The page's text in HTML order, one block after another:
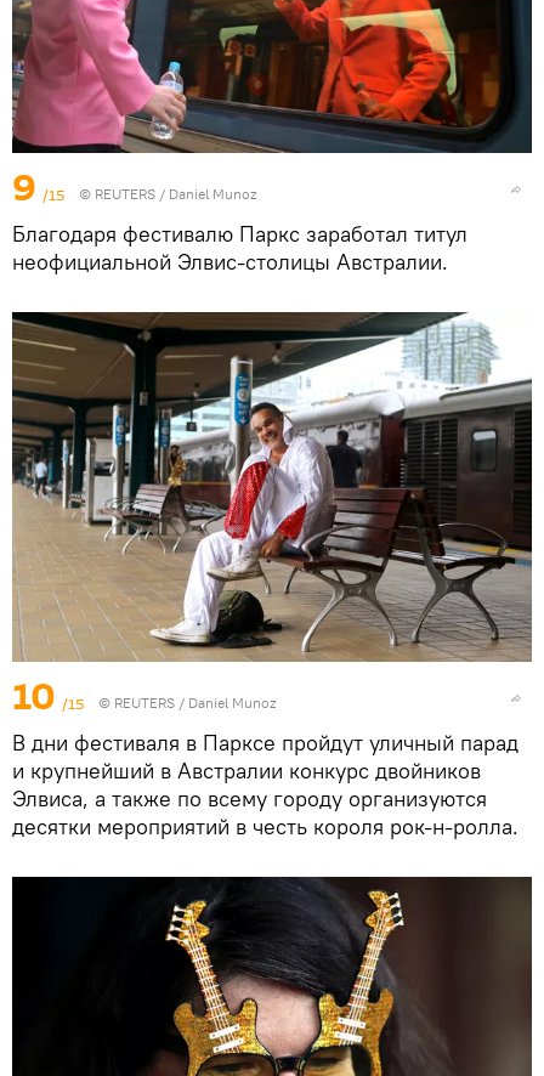
9 /15 © REUTERS / Daniel Munoz
Благодаря фестивалю Паркс заработал титул
неофициальной Элвис-столицы Австралии.
10 /15 © REUTERS / Daniel Munoz
В дни фестиваля в Парксе пройдут уличный парад
и крупнейший в Австралии конкурс двойников
Элвиса, а также по всему городу организуются
десятки мероприятий в честь короля рок-н-ролла.